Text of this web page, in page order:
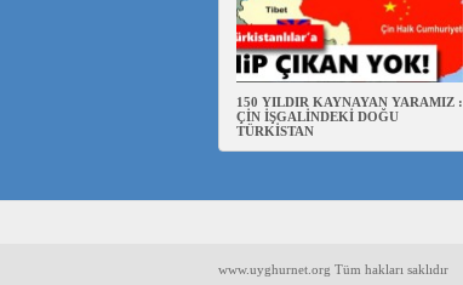
150 YILDIR KAYNAYAN YARAMIZ :
ÇİN İŞGALİNDEKİ DOĞU
TÜRKİSTAN
www.uyghurnet.org Tüm hakları saklıdır